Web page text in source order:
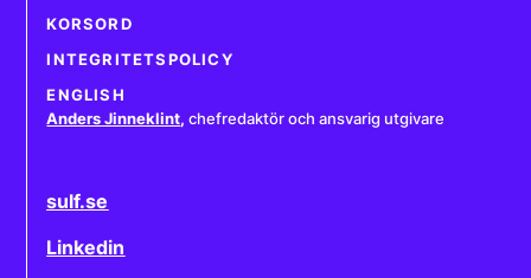
KORSORD
INTEGRITETSPOLICY
ENGLISH
Anders Jinneklint, chefredaktör och ansvarig utgivare
sulf.se
Linkedin